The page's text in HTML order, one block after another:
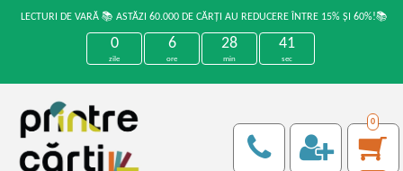
LECTURI DE VARĂ 📚 ASTĂZI 60.000 DE CĂRȚI AU REDUCERE ÎNTRE 15% ȘI 60%!📚
0
zile
6
ore
28
min
41
sec
0